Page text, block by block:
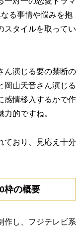
る事情や悩みを抱
スタイルを取ってい
ん演じる要の禁断の
岡山天音さん演じる
感情移入するかで作
的ですね。
ており、見応え十分
枠の概要
作し、フジテレビ系